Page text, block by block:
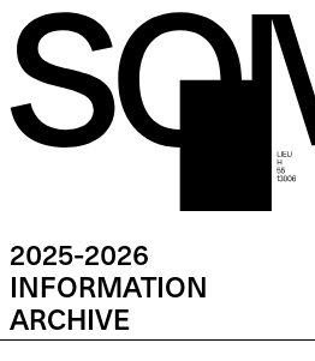
2025-2026
INFORMATION
ARCHIVE